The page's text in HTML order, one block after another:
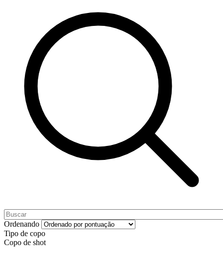
Ordenando
Tipo de copo
Copo de shot